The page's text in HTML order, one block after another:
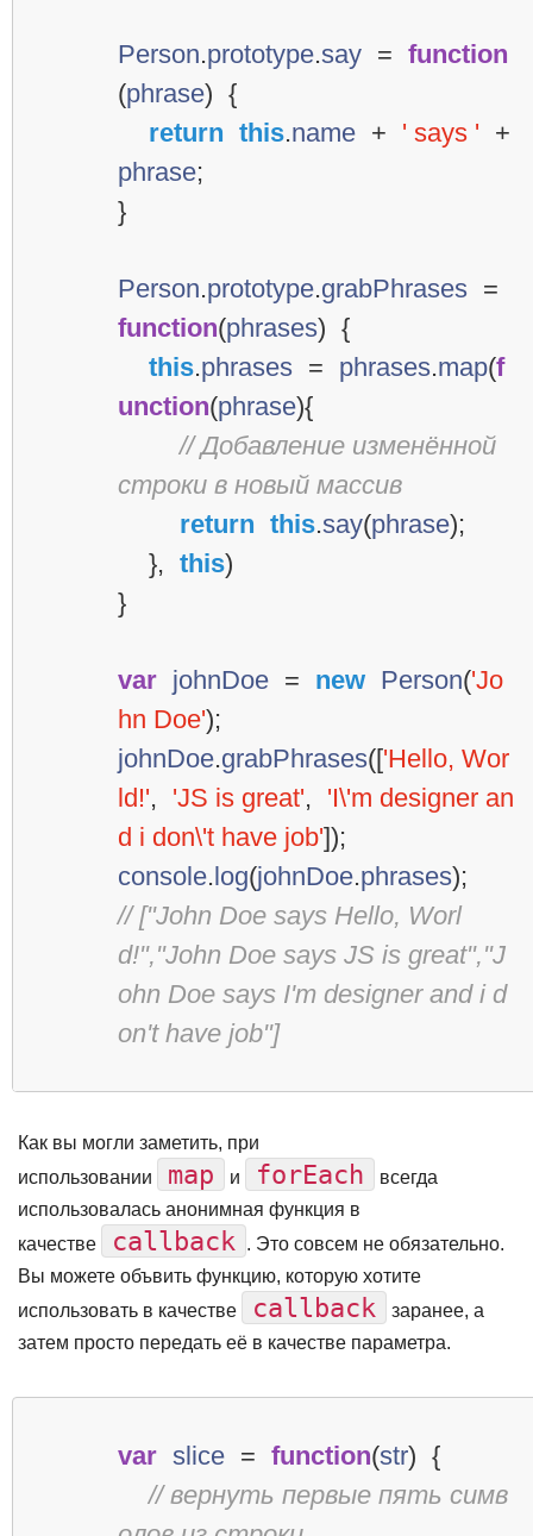
Person.prototype.say = function
(phrase) {
return this.name + ' says ' +
phrase;
}
Person.prototype.grabPhrases =
function(phrases) {
this.phrases = phrases.map(f
unction(phrase){
// Добавление изменённой
строки в новый массив
return this.say(phrase);
}, this)
}
var johnDoe = new Person('Jo
hn Doe');
johnDoe.grabPhrases(['Hello, Wor
ld!', 'JS is great', 'I\'m designer an
d i don\'t have job']);
console.log(johnDoe.phrases);
// ["John Doe says Hello, Worl
d!","John Doe says JS is great","J
ohn Doe says I'm designer and i d
on't have job"]
Как вы могли заметить, при
использовании
map и forEach
всегда
использовалась анонимная функция в
качестве
callback
. Это совсем не обязательно.
Вы можете объвить функцию, которую хотите
использовать в качестве
callback
заранее, а
затем просто передать её в качестве параметра.
var slice = function(str) {
// вернуть первые пять симв